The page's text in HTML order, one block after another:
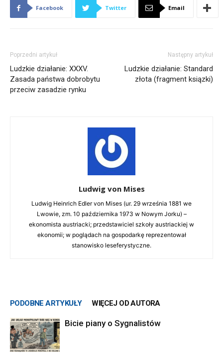
Facebook Twitter Email
Poprzedni artykuł
Ludzkie działanie: XXXV.
Zasada państwa dobrobytu
przeciw zasadzie rynku
Następny artykuł
Ludzkie działanie: Standard
złota (fragment ksiązki)
Ludwig von Mises
Ludwig Heinrich Edler von Mises (ur. 29 września 1881 we
Lwowie, zm. 10 października 1973 w Nowym Jorku) –
ekonomista austriacki; przedstawiciel szkoły austriackiej w
ekonomii; w poglądach na gospodarkę reprezentował
stanowisko leseferystyczne.
PODOBNE ARTYKUŁY WIĘCEJ OD AUTORA
Bicie piany o Sygnalistów